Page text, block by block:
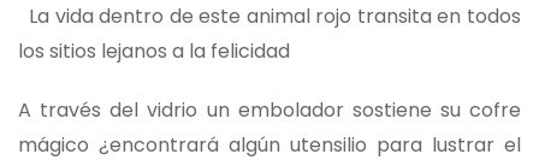
La vida dentro de este animal rojo transita en todos
los sitios lejanos a la felicidad
A través del vidrio un embolador sostiene su cofre
mágico ¿encontrará algún utensilio para lustrar el